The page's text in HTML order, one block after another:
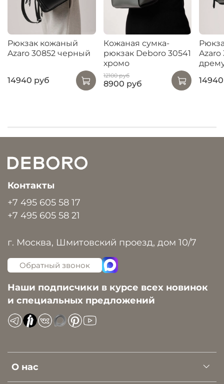
Рюкзак кожаный
Azaro 30852 черный
14940 руб
Кожаная сумка-
рюкзак Deboro 30541
хромо
12100 руб
8900 руб
Azaro
О нас
Контакты
+7 495 605 58 17
+7 495 605 58 21
г. Москва, Шмитовский проезд, дом 10/7
Обратный звонок
Наши подписчики в курсе всех новинок
и специальных предложений